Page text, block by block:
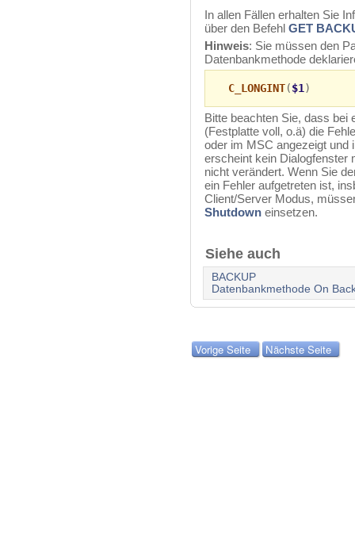
In allen Fällen erhalten Sie
über den Befehl GET
Hinweis: Sie müssen den
Datenbankmethode
C_LONGINT($1)
Bitte beachten Sie, dass bei
(Festplatte voll, o.ä) die
oder im MSC angezeigt und
erscheint kein Dialogfenster
nicht verändert. Wenn Sie
ein Fehler aufgetreten ist,
Client/Server Modus,
Shutdown einsetzen.
Siehe auch
BACKUP
Datenbankmethode On
Vorige Seite Nächste Seite